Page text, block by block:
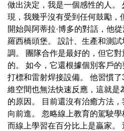
做出決定，我是一個感性的人。
現，我幾乎沒有受到任何鼓勵，
開始與阿蒂拉·博多的對話，他
羅西橋頭堡。 設計、生產和測
調。 團隊合作是最好的，但它
的。 如今，它還根據個別客戶
打標和雷射焊接設備。 他習慣
維空間也無法快速反應，這就是
的原因。 目前還沒有治癒方法
向前進。 忽略線上教育的駕駛學
而線上學習在百分比上是贏家。